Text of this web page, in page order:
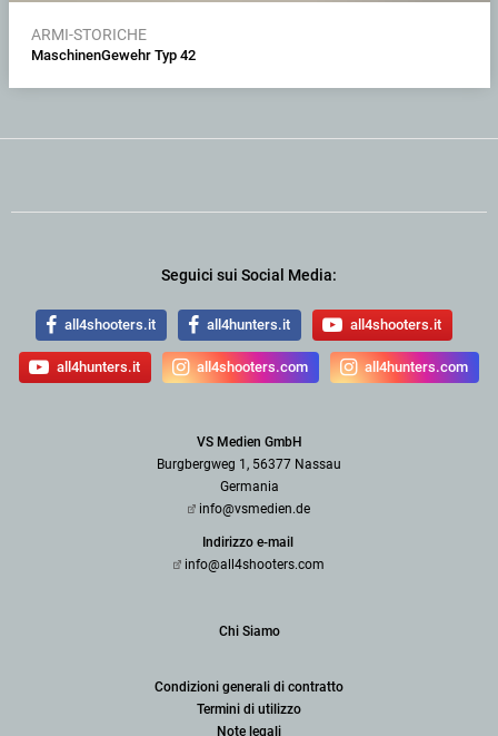
ARMI-STORICHE
MaschinenGewehr Typ 42
Seguici sui Social Media:
all4shooters.it all4hunters.it all4shooters.it
all4hunters.it all4shooters.com all4hunters.com
VS Medien GmbH
Burgbergweg 1, 56377 Nassau
Germania
info@vsmedien.de
Indirizzo e-mail
info@all4shooters.com
Chi Siamo
Condizioni generali di contratto
Termini di utilizzo
Note legali